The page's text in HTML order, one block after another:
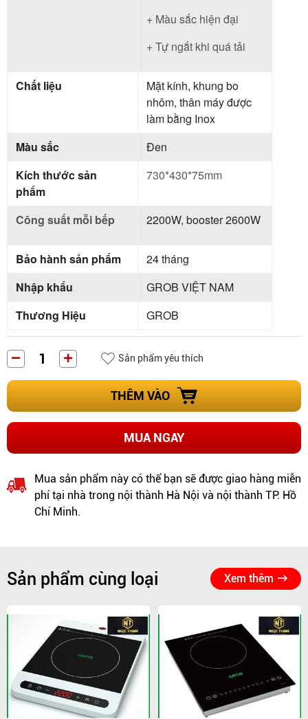
+ Màu sắc hiện đại
+ Tự ngắt khi quá tải
Chất liệu
Mặt kính, khung bo
nhôm, thân máy được
làm bằng Inox
Màu sắc
Đen
Kích thước sản
phẩm
730*430*75mm
Công suất mỗi bếp 2200W, booster 2600W
Bảo hành sản phẩm
24 tháng
Nhập khẩu
GROB VIỆT NAM
Thương Hiệu
GROB
Sản phẩm yêu thích
THÊM VÀO
MUA NGAY
Mua sản phẩm này có thể bạn sẽ được giao hàng miễn
phí tại nhà trong nội thành Hà Nội và nội thành TP. Hồ
Chí Minh.
Sản phẩm cùng loại Xem thêm